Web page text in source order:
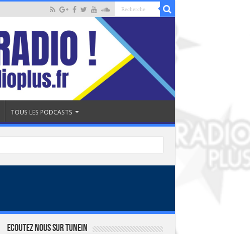
TOUS LES PODCASTS
Ecoutez nous sur TuneIn